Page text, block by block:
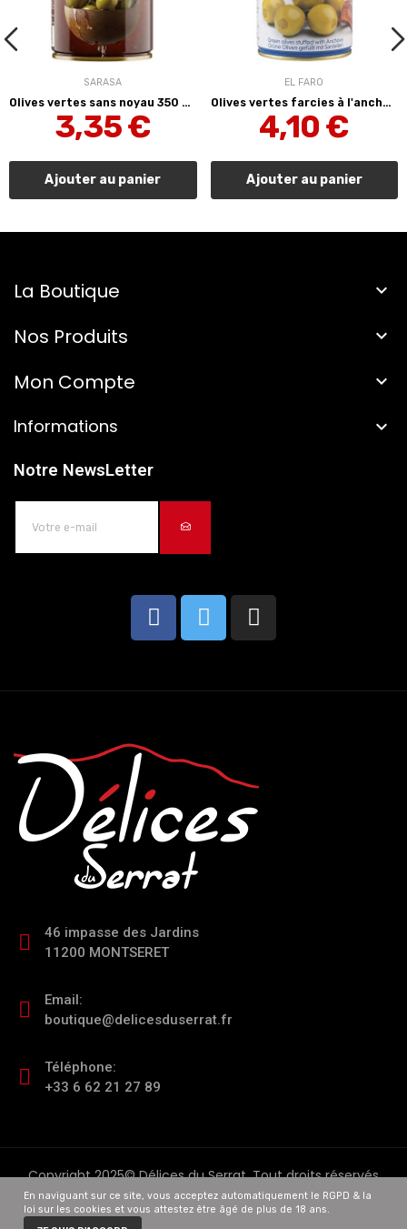
SARASA
Olives vertes sans noyau 350 g Sarasa
3,35 €
Ajouter au panier
EL FARO
Olives vertes farcies à l'anchois GIGANTE 350 g...
4,10 €
Ajouter au panier
La Boutique 
Nos Produits 
Mon Compte 
Informations 
Notre NewsLetter
46 impasse des Jardins
11200 MONTSERET
Email:
boutique@delicesduserrat.fr
Téléphone:
+33 6 62 21 27 89
Copyright 2025© Délices du Serrat. Tout droits réservés
En naviguant sur ce site, vous acceptez automatiquement le RGPD & la
loi sur les cookies et vous attestez être âgé de plus de 18 ans.